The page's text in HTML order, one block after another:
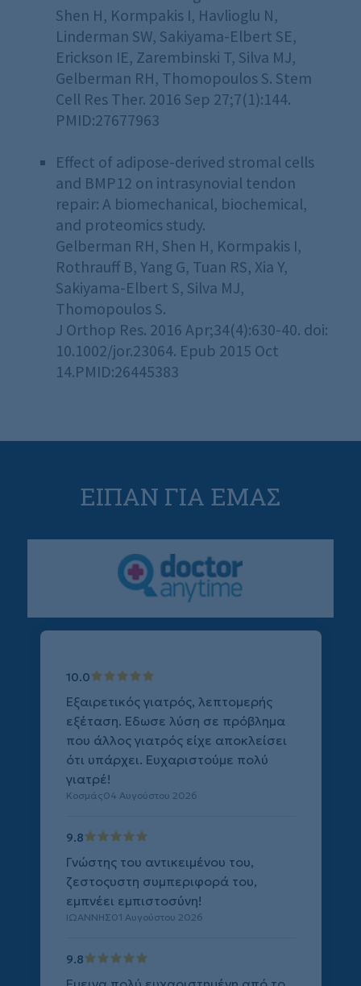
Shen H, Kormpakis I, Havlioglu N,
Linderman SW, Sakiyama-Elbert SE,
Erickson IE, Zarembinski T, Silva MJ,
Gelberman RH, Thomopoulos S. Stem
Cell Res Ther. 2016 Sep 27;7(1):144.
PMID:27677963
Effect of adipose-derived stromal cells
and BMP12 on intrasynovial tendon
repair: A biomechanical, biochemical,
and proteomics study.
Gelberman RH, Shen H, Kormpakis I,
Rothrauff B, Yang G, Tuan RS, Xia Y,
Sakiyama-Elbert S, Silva MJ,
Thomopoulos S.
J Orthop Res. 2016 Apr;34(4):630-40. doi:
10.1002/jor.23064. Epub 2015 Oct
14.PMID:26445383
ΕΙΠΑΝ ΓΙΑ ΕΜΑΣ